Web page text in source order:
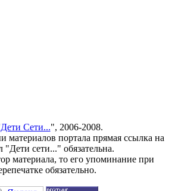
Дети Сети...", 2006-2008.
материалов портала прямая ссылка на
"Дети сети..." обязательна.
материала, то его упоминание при
обязательно.